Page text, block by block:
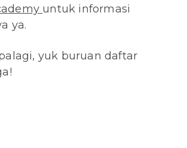
untuk informasi
ya.
yuk buruan daftar